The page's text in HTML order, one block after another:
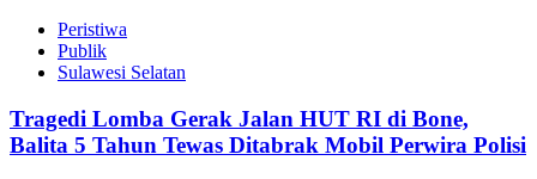
Peristiwa
Publik
Sulawesi Selatan
Tragedi Lomba Gerak Jalan HUT RI di Bone,
Balita 5 Tahun Tewas Ditabrak Mobil Perwira Polisi